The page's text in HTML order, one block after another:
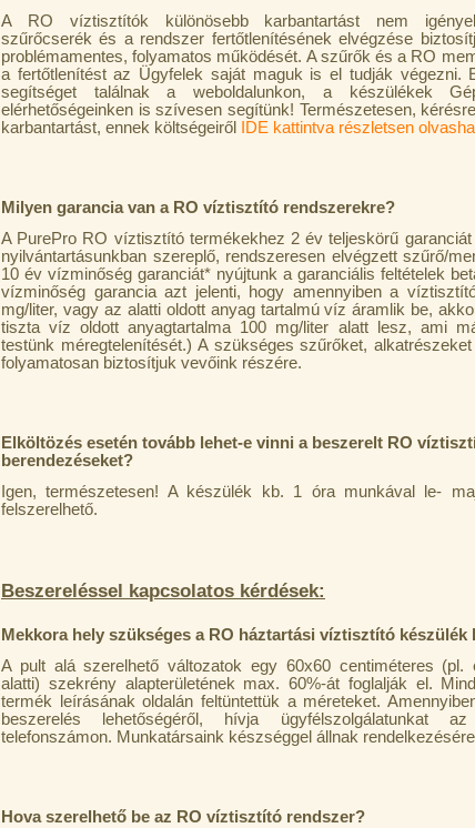
A RO víztisztítók különösebb karbantartást nem
szűrőcserék és a rendszer fertőtlenítésének elvégzése
problémamentes, folyamatos működését. A szűrők és a RO
a fertőtlenítést az Ügyfelek saját maguk is el tudják végezni.
segítséget találnak a weboldalunkon, a készülékek
elérhetőségeinken is szívesen segítünk! Természetesen,
karbantartást, ennek költségeiről
IDE kattintva részletsen
Milyen garancia van a RO víztisztító rendszerekre?
A PurePro RO víztisztító termékekhez 2 év teljeskörű
nyilvántartásunkban szereplő, rendszeresen elvégzett szűrő/
10 év vízminőség garanciát* nyújtunk a garanciális feltételek
vízminőség garancia azt jelenti, hogy amennyiben a
mg/liter, vagy az alatti oldott anyag tartalmú víz áramlik be,
tiszta víz oldott anyagtartalma 100 mg/liter alatt lesz, ami
testünk méregtelenítését.) A szükséges szűrőket,
folyamatosan biztosítjuk vevőink részére.
Elköltözés esetén tovább lehet-e vinni a beszerelt RO
berendezéseket?
Igen, természetesen! A készülék kb. 1 óra munkával le-
felszerelhető.
Beszereléssel kapcsolatos kérdések:
Mekkora hely szükséges a RO háztartási víztisztító készülék
A pult alá szerelhető változatok egy 60x60 centiméteres (pl.
alatti) szekrény alapterületének max. 60%-át foglalják el.
termék leírásának oldalán feltüntettük a méreteket.
beszerelés lehetőségéről, hívja ügyfélszolgálatunkat az
telefonszámon. Munkatársaink készséggel állnak
Hova szerelhető be az RO víztisztító rendszer?